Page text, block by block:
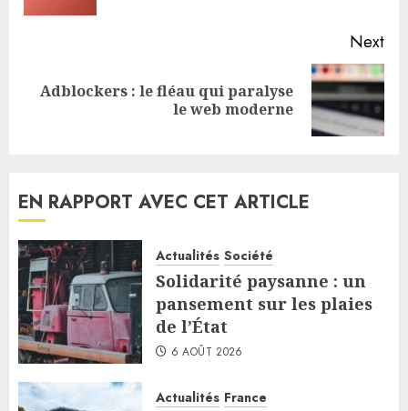
Next
Next
Adblockers : le fléau qui paralyse
le web moderne
EN RAPPORT AVEC CET ARTICLE
Actualités Société
Solidarité paysanne : un
pansement sur les plaies
de l’État
6 AOÛT 2026
Actualités France